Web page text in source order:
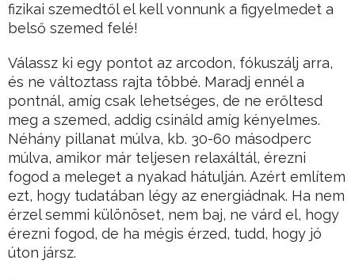
fizikai szemedtől el kell vonnunk a figyelmedet a
belső szemed felé!
Válassz ki egy pontot az arcodon, fókuszálj arra,
és ne változtass rajta többé. Maradj ennél a
pontnál, amíg csak lehetséges, de ne erőltesd
meg a szemed, addig csináld amíg kényelmes.
Néhány pillanat múlva, kb. 30-60 másodperc
múlva, amikor már teljesen relaxáltál, érezni
fogod a meleget a nyakad hátulján. Azért említem
ezt, hogy tudatában légy az energiádnak. Ha nem
érzel semmi különöset, nem baj, ne várd el, hogy
érezni fogod, de ha mégis érzed, tudd, hogy jó
úton jársz.